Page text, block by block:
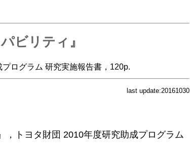
ビリティ』
ログラム 研究実施報告書，120p.
last update:20161030
トヨタ財団 2010年度研究助成プログラム